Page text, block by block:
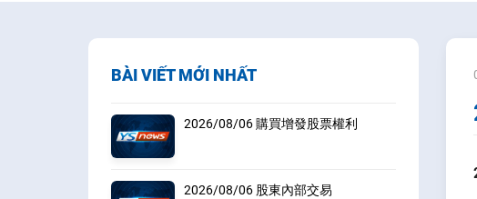
BÀI VIẾT MỚI NHẤT
2026/08/06 購買增發股票權利
2026/08/06 股東內部交易